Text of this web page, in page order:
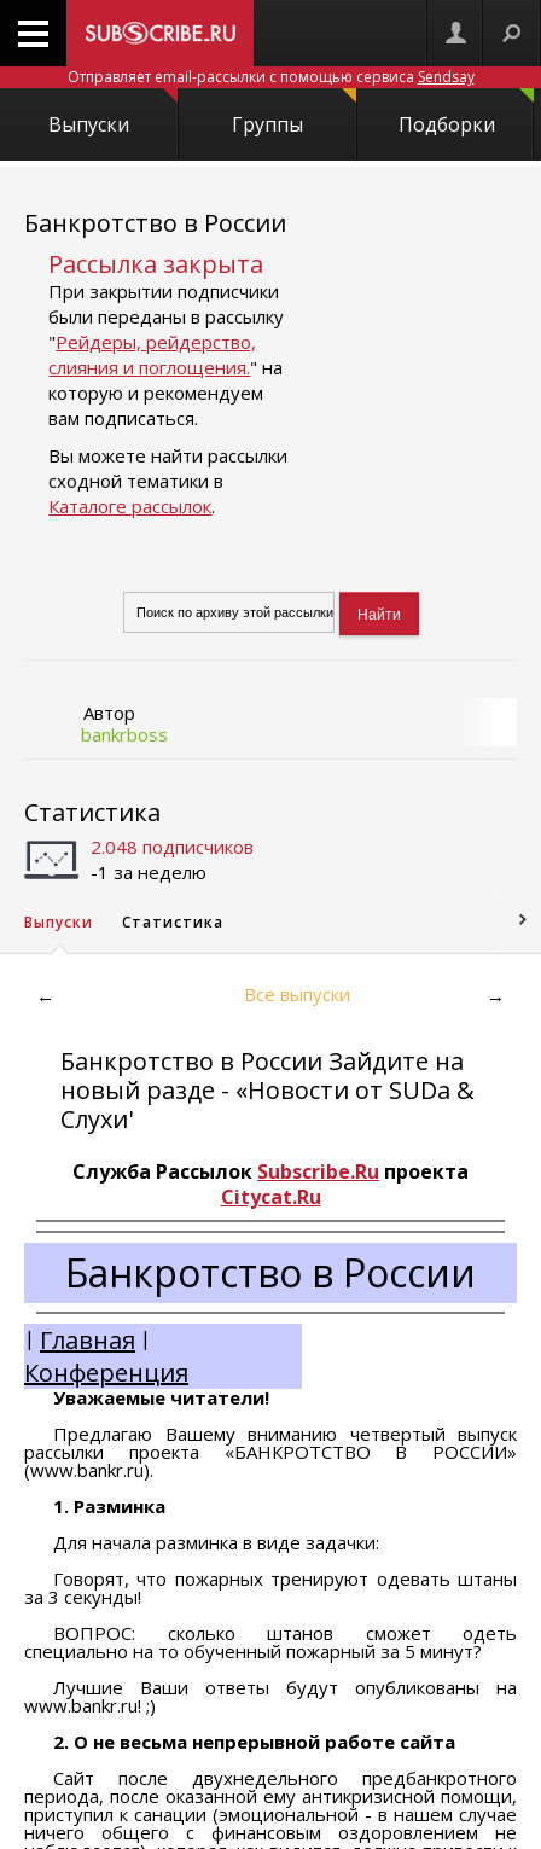
Отправляет email-рассылки с помощью сервиса Sendsay
Выпуски Группы Подборки
Банкротство в России
Рассылка закрыта
При закрытии подписчики
были переданы в рассылку
"Рейдеры, рейдерство,
слияния и поглощения." на
которую и рекомендуем
вам подписаться.
Вы можете найти рассылки
сходной тематики в
Каталоге рассылок.
Автор
bankrboss
Статистика
2.048 подписчиков
-1 за неделю
Выпуски Статистика
← Все выпуски →
Банкротство в России Зайдите на
новый разде - «Новости от SUDа &
Слухи'
Служба Рассылок Subscribe.Ru проекта
Citycat.Ru
Банкротство в России
| Главная |
Конференция
Уважаемые читатели!
Предлагаю Вашему вниманию четвертый выпуск
рассылки проекта «БАНКРОТСТВО В РОССИИ»
(www.bankr.ru).
1. Разминка
Для начала разминка в виде задачки:
Говорят, что пожарных тренируют одевать штаны
за 3 секунды!
ВОПРОС: сколько штанов сможет одеть
специально на то обученный пожарный за 5 минут?
Лучшие Ваши ответы будут опубликованы на
www.bankr.ru! ;)
2. О не весьма непрерывной работе сайта
Сайт после двухнедельного предбанкротного
периода, после оказанной ему антикризисной помощи,
приступил к санации (эмоциональной - в нашем случае
ничего общего с финансовым оздоровлением не